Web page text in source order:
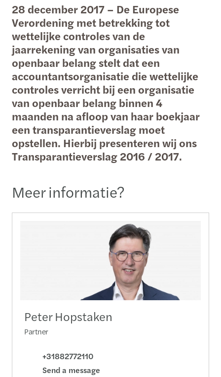
28 december 2017 – De Europese
Verordening met betrekking tot
wettelijke controles van de
jaarrekening van organisaties van
openbaar belang stelt dat een
accountantsorganisatie die wettelijke
controles verricht bij een organisatie
van openbaar belang binnen 4
maanden na afloop van haar boekjaar
een transparantieverslag moet
opstellen. Hierbij presenteren wij ons
Transparantieverslag 2016 / 2017.
Meer informatie?
Peter Hopstaken
Partner
+31882772110
Send a message